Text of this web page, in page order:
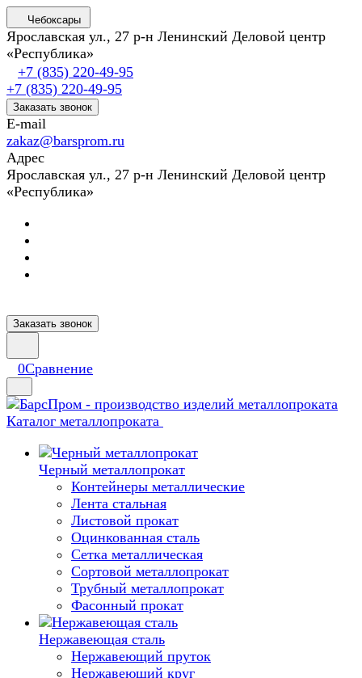
Чебоксары
Ярославская ул., 27 р-н Ленинский Деловой центр
«Республика»
+7 (835) 220-49-95
+7 (835) 220-49-95
Заказать звонок
E-mail
zakaz@barsprom.ru
Адрес
Ярославская ул., 27 р-н Ленинский Деловой центр
«Республика»
Заказать звонок
0Сравнение
Каталог металлопроката
Черный металлопрокат
Контейнеры металлические
Лента стальная
Листовой прокат
Оцинкованная сталь
Сетка металлическая
Сортовой металлопрокат
Трубный металлопрокат
Фасонный прокат
Нержавеющая сталь
Нержавеющий пруток
Нержавеющий круг